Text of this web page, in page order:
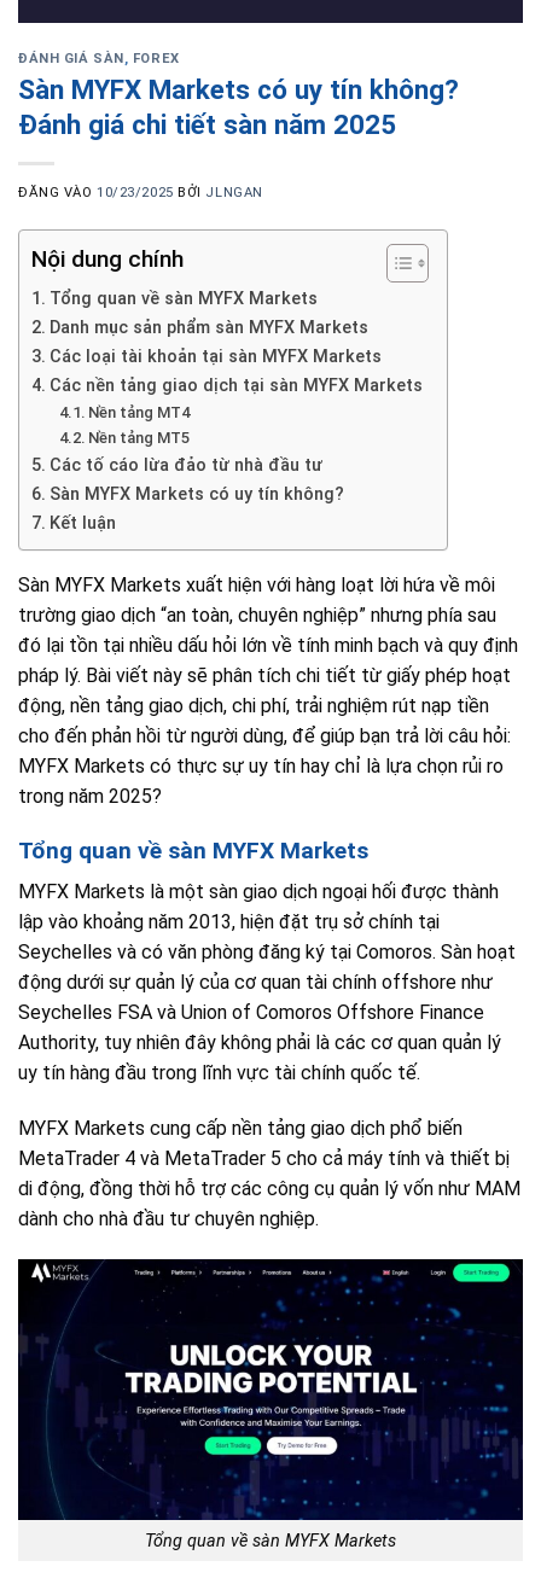
ĐÁNH GIÁ SÀN , FOREX
Sàn MYFX Markets có uy tín không?
Đánh giá chi tiết sàn năm 2025
ĐĂNG VÀO10/23/2025 BỞI JLNGAN
Nội dung chính
Tổng quan về sàn MYFX Markets
Danh mục sản phẩm sàn MYFX Markets
Các loại tài khoản tại sàn MYFX Markets
Các nền tảng giao dịch tại sàn MYFX Markets
Nền tảng MT4
Nền tảng MT5
Các tố cáo lừa đảo từ nhà đầu tư
Sàn MYFX Markets có uy tín không?
Kết luận
Sàn MYFX Markets xuất hiện với hàng loạt lời hứa về môi
trường giao dịch “an toàn, chuyên nghiệp” nhưng phía sau
đó lại tồn tại nhiều dấu hỏi lớn về tính minh bạch và quy định
pháp lý. Bài viết này sẽ phân tích chi tiết từ giấy phép hoạt
động, nền tảng giao dịch, chi phí, trải nghiệm rút nạp tiền
cho đến phản hồi từ người dùng, để giúp bạn trả lời câu hỏi:
MYFX Markets có thực sự uy tín hay chỉ là lựa chọn rủi ro
trong năm 2025?
Tổng quan về sàn MYFX Markets
MYFX Markets là một sàn giao dịch ngoại hối được thành
lập vào khoảng năm 2013, hiện đặt trụ sở chính tại
Seychelles và có văn phòng đăng ký tại Comoros. Sàn hoạt
động dưới sự quản lý của cơ quan tài chính offshore như
Seychelles FSA và Union of Comoros Offshore Finance
Authority, tuy nhiên đây không phải là các cơ quan quản lý
uy tín hàng đầu trong lĩnh vực tài chính quốc tế.
MYFX Markets cung cấp nền tảng giao dịch phổ biến
MetaTrader 4 và MetaTrader 5 cho cả máy tính và thiết bị
di động, đồng thời hỗ trợ các công cụ quản lý vốn như MAM
dành cho nhà đầu tư chuyên nghiệp.
Tổng quan về sàn MYFX Markets